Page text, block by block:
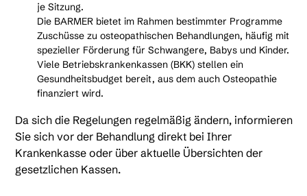
je Sitzung.
Die BARMER bietet im Rahmen bestimmter Programme
Zuschüsse zu osteopathischen Behandlungen, häufig mit
spezieller Förderung für Schwangere, Babys und Kinder.
Viele Betriebskrankenkassen (BKK) stellen ein
Gesundheitsbudget bereit, aus dem auch Osteopathie
finanziert wird.
Da sich die Regelungen regelmäßig ändern, informieren
Sie sich vor der Behandlung direkt bei Ihrer
Krankenkasse oder über aktuelle Übersichten der
gesetzlichen Kassen.